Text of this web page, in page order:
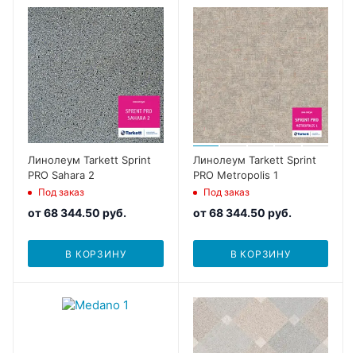
Линолеум Tarkett Sprint
PRO Sahara 2
Под заказ
от68 344.50 руб.
В КОРЗИНУ
Линолеум Tarkett Sprint
PRO Metropolis 1
Под заказ
от68 344.50 руб.
В КОРЗИНУ